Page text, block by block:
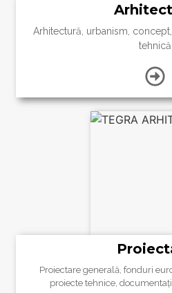
Arhitectură, urbanism,
tehnică
Proiectare generală, fonduri
proiecte tehnice,